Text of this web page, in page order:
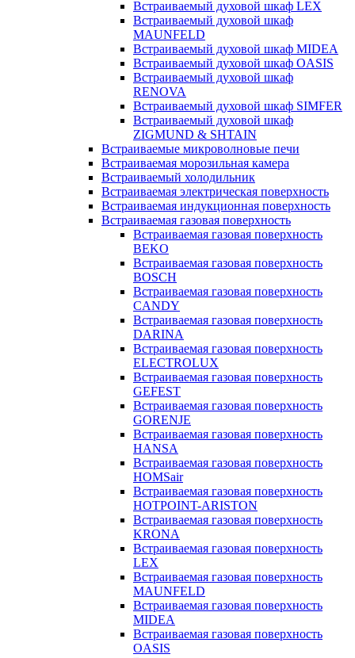
Встраиваемый духовой шкаф LEX
Встраиваемый духовой шкаф
MAUNFELD
Встраиваемый духовой шкаф MIDEA
Встраиваемый духовой шкаф OASIS
Встраиваемый духовой шкаф
RENOVA
Встраиваемый духовой шкаф SIMFER
Встраиваемый духовой шкаф
ZIGMUND & SHTAIN
Встраиваемые микроволновые печи
Встраиваемая морозильная камера
Встраиваемый холодильник
Встраиваемая электрическая поверхность
Встраиваемая индукционная поверхность
Встраиваемая газовая поверхность
Встраиваемая газовая поверхность
BEKO
Встраиваемая газовая поверхность
BOSCH
Встраиваемая газовая поверхность
CANDY
Встраиваемая газовая поверхность
DARINA
Встраиваемая газовая поверхность
ELECTROLUX
Встраиваемая газовая поверхность
GEFEST
Встраиваемая газовая поверхность
GORENJE
Встраиваемая газовая поверхность
HANSA
Встраиваемая газовая поверхность
HOMSair
Встраиваемая газовая поверхность
HOTPOINT-ARISTON
Встраиваемая газовая поверхность
KRONA
Встраиваемая газовая поверхность
LEX
Встраиваемая газовая поверхность
MAUNFELD
Встраиваемая газовая поверхность
MIDEA
Встраиваемая газовая поверхность
OASIS